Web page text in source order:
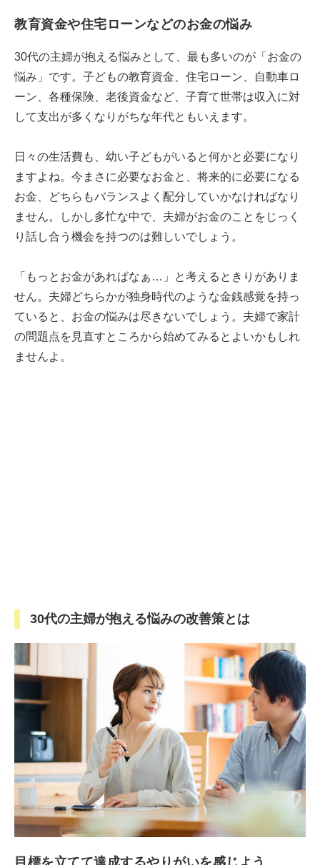
教育資金や住宅ローンなどのお金の悩み
30代の主婦が抱える悩みとして、最も多いのが「お金の
悩み」です。子どもの教育資金、住宅ローン、自動車ロ
ーン、各種保険、老後資金など、子育て世帯は収入に対
して支出が多くなりがちな年代ともいえます。
日々の生活費も、幼い子どもがいると何かと必要になり
ますよね。今まさに必要なお金と、将来的に必要になる
お金、どちらもバランスよく配分していかなければなり
ません。しかし多忙な中で、夫婦がお金のことをじっく
り話し合う機会を持つのは難しいでしょう。
「もっとお金があればなぁ…」と考えるときりがありま
せん。夫婦どちらかが独身時代のような金銭感覚を持っ
ていると、お金の悩みは尽きないでしょう。夫婦で家計
の問題点を見直すところから始めてみるとよいかもしれ
ませんよ。
30代の主婦が抱える悩みの改善策とは